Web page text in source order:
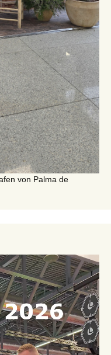
von Palma de